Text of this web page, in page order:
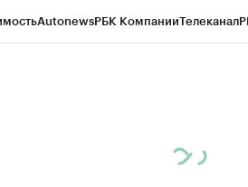
AutonewsРБК КомпанииТелеканал